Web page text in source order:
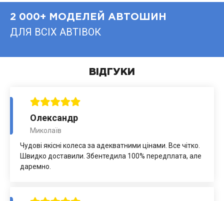
2 000+ МОДЕЛЕЙ АВТОШИН
ДЛЯ ВСІХ АВТІВОК
ВІДГУКИ
Олександр
Миколаїв
Чудові якісні колеса за адекватними цінами. Все чітко.
Швидко доставили. Збентедила 100% передплата, але
даремно.